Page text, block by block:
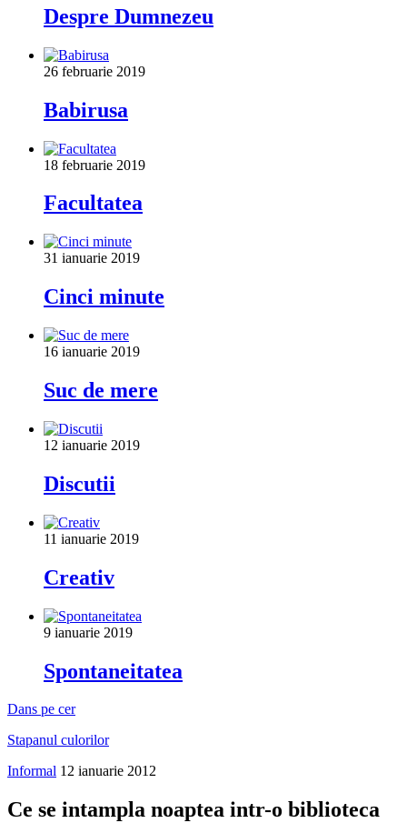
Despre Dumnezeu
26 februarie 2019
Babirusa
18 februarie 2019
Facultatea
31 ianuarie 2019
Cinci minute
16 ianuarie 2019
Suc de mere
12 ianuarie 2019
Discutii
11 ianuarie 2019
Creativ
9 ianuarie 2019
Spontaneitatea
Dans pe cer
Stapanul culorilor
Informal 12 ianuarie 2012
Ce se intampla noaptea intr-o biblioteca